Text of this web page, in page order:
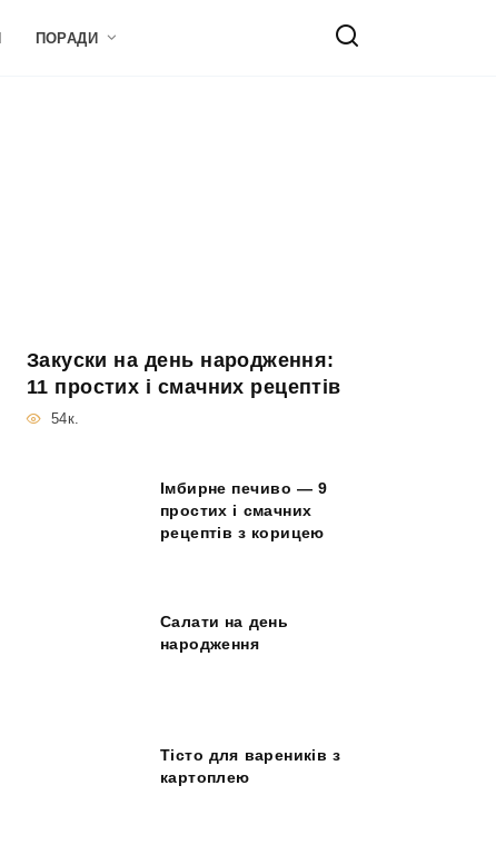
ПОРАДИ
Закуски на день народження:
11 простих і смачних рецептів
54к.
Імбирне печиво — 9
простих і смачних
рецептів з корицею
Салати на день
народження
Тісто для вареників з
картоплею